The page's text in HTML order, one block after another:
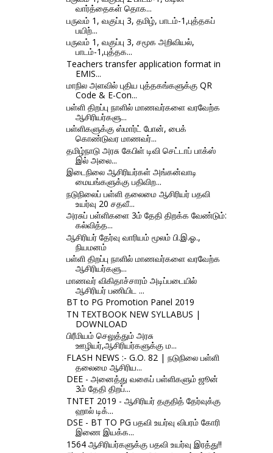
வார்த்தைகள் தொக...
பருவம் 1, வகுப்பு 3, தமிழ், பாடம்-1,புத்தகப்
பயிற்...
பருவம் 1, வகுப்பு 3, சமூக அறிவியல்,
பாடம்-1,புத்தக...
Teachers transfer application format in
EMIS...
மாநில அளவில் புதிய புத்தகங்களுக்கு QR
Code & E-Con...
பள்ளி திறப்பு நாளில் மாணவர்களை வரவேற்க
ஆசிரியர்களு...
பள்ளிகளுக்கு ஸ்‌மா‌ர்ட் போன், பைக்
கொண்டுவர மாணவர்...
தமிழ்நாடு அரசு கேபிள் டிவி செட்டாப் பாக்ஸ்
இல் அலை...
இடைநிலை ஆசிரியர்கள் அங்கன்வாடி
மையங்களுக்கு பதிவிற...
நடுநிலைப் பள்ளி தலைமை ஆசிரியர் பதவி
உயர்வு 20 சதவீ...
அரசுப் பள்ளிகளை 3ம் தேதி திறக்க வேண்டும்:
கல்வித்த...
ஆசிரியர் தேர்வு வாரியம் மூலம் பி.இ.ஓ.,
நியமனம்
பள்ளி திறப்பு நாளில் மாணவர்களை வரவேற்க
ஆசிரியர்களு...
மாணவர் விகிதாச்சாரம் அடிப்படையில்
ஆசிரியர் பணியிட ...
BT to PG Promotion Panel 2019
TN TEXTBOOK NEW SYLLABUS |
DOWNLOAD
பிரீமியம் செலுத்தும் அரசு
ஊழியர்,ஆசிரியர்களுக்கு ம...
FLASH NEWS :- G.O. 82 | நடுநிலை பள்ளி
தலைமை ஆசிரிய...
DEE - அனைத்து வகைப் பள்ளிகளும் ஜூன்
3ம் தேதி திறப்...
TNTET 2019 - ஆசிரியர் தகுதித் தேர்வுக்கு
ஹால் டிக்...
DSE - BT TO PG பதவி உயர்வு விபரம் கோரி
இணை இயக்க...
1564 ஆசிரியர்களுக்கு பதவி உயர்வு இரத்து!!